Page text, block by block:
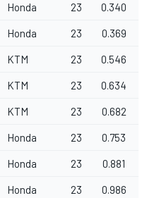
Honda 23 0.340
Honda 23 0.369
KTM 23 0.546
KTM 23 0.634
KTM 23 0.682
Honda 23 0.753
Honda 23 0.881
Honda 23 0.986